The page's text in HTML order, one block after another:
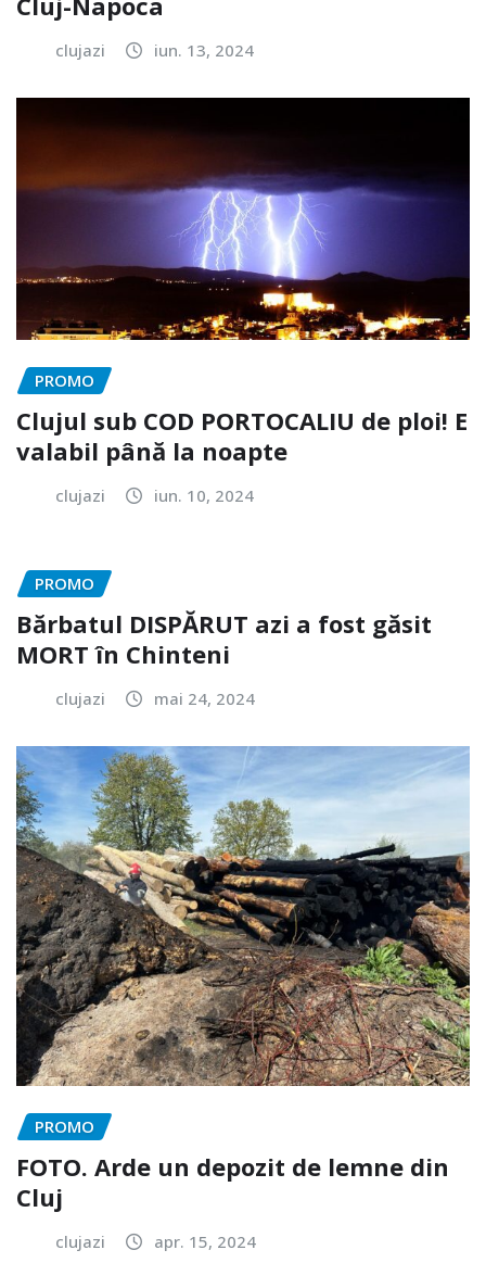
clujazi iun. 13, 2024
PROMO
Clujul sub COD PORTOCALIU de ploi! E
valabil până la noapte
clujazi iun. 10, 2024
PROMO
Bărbatul DISPĂRUT azi a fost găsit
MORT în Chinteni
clujazi mai 24, 2024
PROMO
FOTO. Arde un depozit de lemne din
Cluj
clujazi apr. 15, 2024